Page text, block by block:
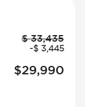
$ 33,435
-$ 3,445
$29,990